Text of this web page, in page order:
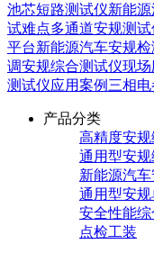
池芯短路测试仪新能
试难点多通道安规测试
平台新能源汽车安规
调安规综合测试仪现场
测试仪应用案例 三相
产品分类
高精度安
通用型安
新能源汽
通用型安规
安全性能
点检工装